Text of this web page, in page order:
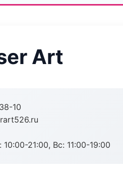
Art
10
21:00, Вс: 11:00-19:00